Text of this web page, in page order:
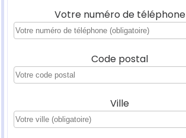
Votre numéro de téléphone
Code postal
Ville